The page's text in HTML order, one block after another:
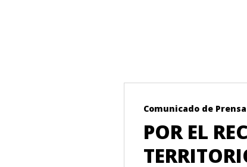
Comunicado de Prensa
POR EL